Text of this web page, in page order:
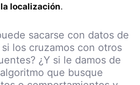
localización.
sacarse con datos de
los cruzamos con otros
¿Y si le damos de
que busque